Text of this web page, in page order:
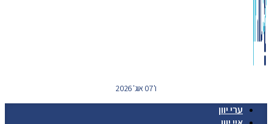
ו' 07 אוג' 2026
ערי יוון